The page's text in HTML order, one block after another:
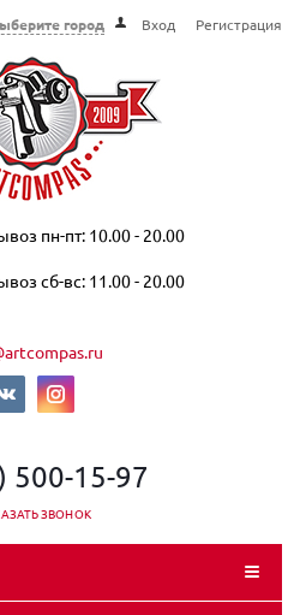
город Вход Регистрация
пн-пт: 10.00 - 20.00
сб-вс: 11.00 - 20.00
500-15-97
ЗВОНОК